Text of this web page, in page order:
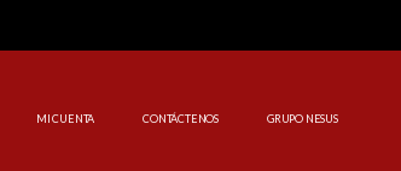
MI CUENTA CONTÁCTENOS GRUPO NESUS